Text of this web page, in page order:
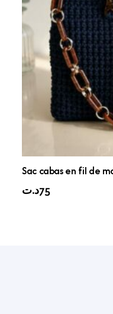
Sac cabas en fil de
75د.ت